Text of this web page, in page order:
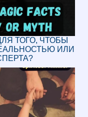
ТОГО, ЧТОБЫ
ИЛИ